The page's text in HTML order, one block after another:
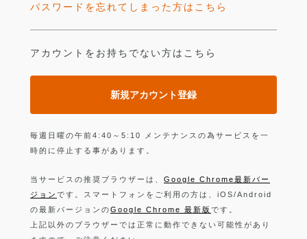
パスワードを忘れてしまった方はこちら
アカウントをお持ちでない方はこちら
新規アカウント登録
毎週日曜の午前4:40～5:10 メンテナンスの為サービスを一
時的に停止する事があります。
当サービスの推奨ブラウザーは、 Google Chrome最新バー
ジョン です。スマートフォンをご利用の方は、iOS/Android
の最新バージョンのGoogle Chrome 最新版 です。
上記以外のブラウザーでは正常に動作できない可能性があり